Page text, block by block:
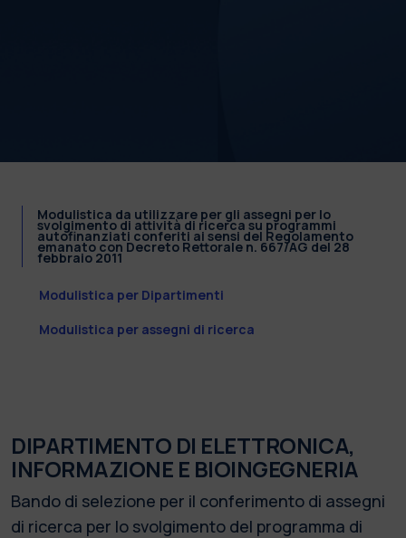
Modulistica da utilizzare per gli assegni per lo
svolgimento di attività di ricerca su programmi
autofinanziati conferiti ai sensi del Regolamento
emanato con Decreto Rettorale n. 667/AG del 28
febbraio 2011
Modulistica per Dipartimenti
Modulistica per assegni di ricerca
DIPARTIMENTO DI ELETTRONICA,
INFORMAZIONE E BIOINGEGNERIA
Bando di selezione per il conferimento di assegni
di ricerca per lo svolgimento del programma di